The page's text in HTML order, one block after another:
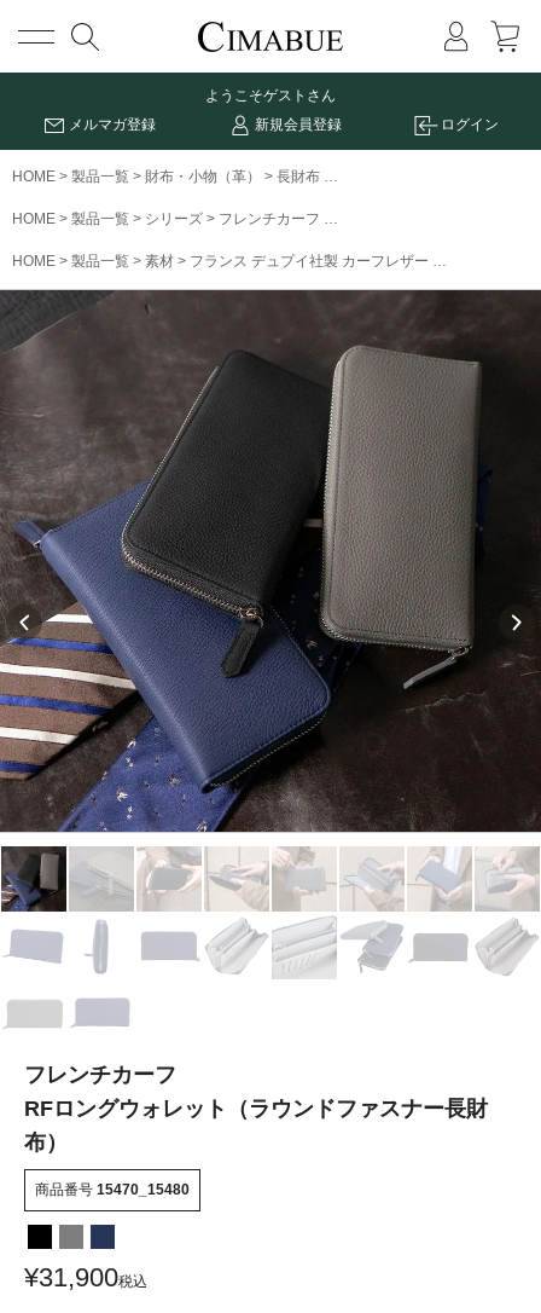
メニュー
ようこそゲストさん
メルマガ登録
新規会員登録 ログイン
HOME 製品一覧 財布・小物（革） 長財布 フレンチカーフRFロングウォ
HOME 製品一覧 シリーズ フレンチカーフ フレンチカーフRFロングウォ
HOME 製品一覧 素材 フランス デュプイ社製 カーフレザー フレンチカー
フレンチカーフ
RFロングウォレット（ラウンドファスナー長財
布）
商品番号 15470_15480
¥31,900税込